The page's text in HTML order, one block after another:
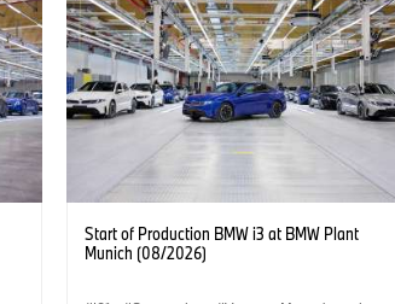
Start of Production BMW i3 at BMW Plant
Munich (08/2026)